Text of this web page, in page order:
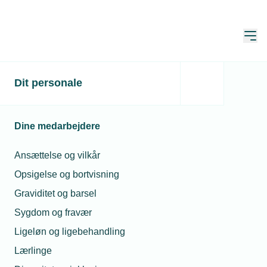
Dit personale
Dine medarbejdere
Ansættelse og vilkår
Opsigelse og bortvisning
Graviditet og barsel
Sygdom og fravær
Ligeløn og ligebehandling
Lærlinge
Markedsanalysen 2025